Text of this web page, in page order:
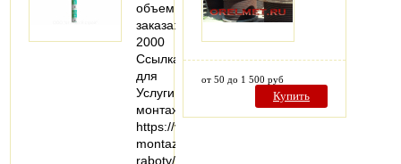
объем
заказа:
2000
Ссылка
для
Услуги
монтажа:
https://vezuteplo.ru/stroitelno-
montazhnye-
raboty/
от 50 до 1 500 руб
Купить